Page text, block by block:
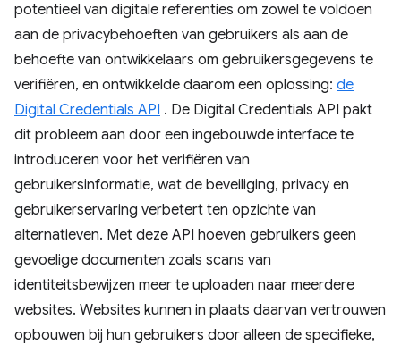
potentieel van digitale referenties om zowel te voldoen
aan de privacybehoeften van gebruikers als aan de
behoefte van ontwikkelaars om gebruikersgegevens te
verifiëren, en ontwikkelde daarom een ​​oplossing: de
Digital Credentials API . De Digital Credentials API pakt
dit probleem aan door een ingebouwde interface te
introduceren voor het verifiëren van
gebruikersinformatie, wat de beveiliging, privacy en
gebruikerservaring verbetert ten opzichte van
alternatieven. Met deze API hoeven gebruikers geen
gevoelige documenten zoals scans van
identiteitsbewijzen meer te uploaden naar meerdere
websites. Websites kunnen in plaats daarvan vertrouwen
opbouwen bij hun gebruikers door alleen de specifieke,